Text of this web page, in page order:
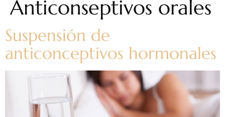
Anticonseptivos orales
Suspensión de
anticonceptivos hormonales